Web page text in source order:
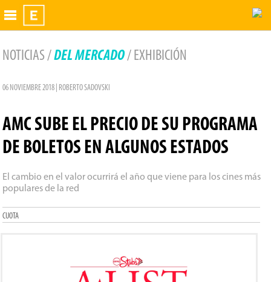
Exhibidor
NOTICIAS /DEL MERCADO/ EXHIBICIÓN
06 NOVIEMBRE 2018 | ROBERTO SADOVSKI
AMC SUBE EL PRECIO DE SU PROGRAMA
DE BOLETOS EN ALGUNOS ESTADOS
El cambio en el valor ocurrirá el año que viene para los cines más
populares de la red
CUOTA